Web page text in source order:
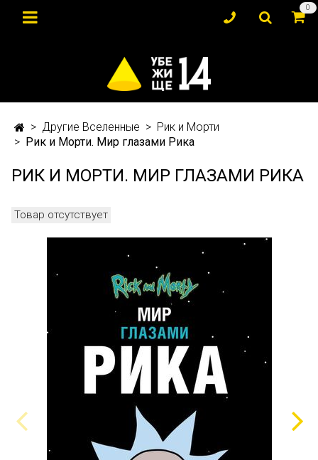
0
Другие Вселенные
Рик и Морти
Рик и Морти. Мир глазами Рика
РИК И МОРТИ. МИР ГЛАЗАМИ РИКА
Товар отсутствует